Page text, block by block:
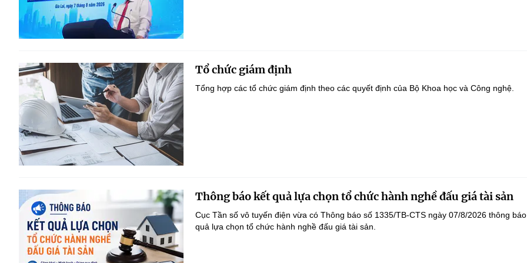
Tổ chức giám định
Tổng hợp các tổ chức giám định theo các quyết định của Bộ Khoa học và Công nghệ.
Thông báo kết quả lựa chọn tổ chức hành nghề đấu giá tài sản
Cục Tần số vô tuyến điện vừa có Thông báo số 1335/TB-CTS ngày 07/8/2026 thông
quả lựa chọn tổ chức hành nghề đấu giá tài sản.